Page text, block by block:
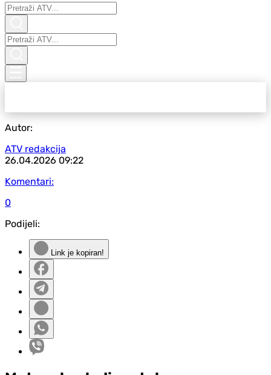
Autor:
ATV redakcija
26.04.2026 09:22
Komentari:
0
Podijeli:
Link je kopiran!